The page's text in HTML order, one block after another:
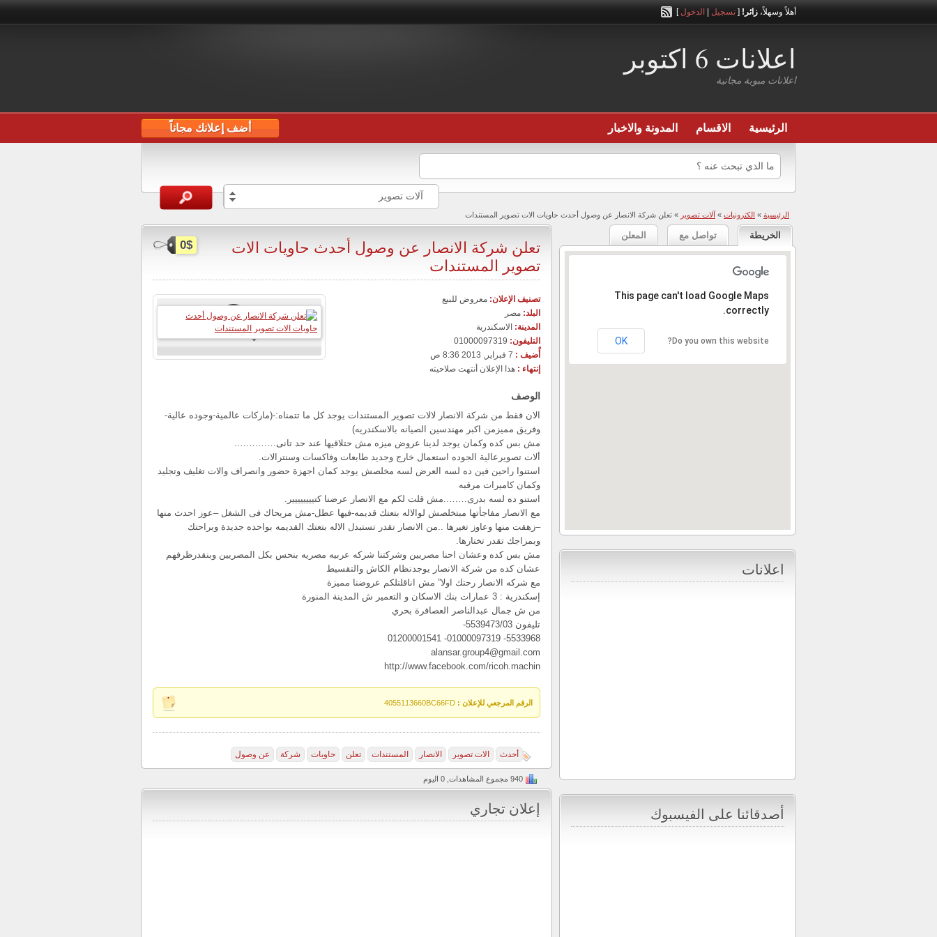
أهلاً وسهلاً، زائر! [ تسجيل الدخول ]
اعلانات 6 اكتوبر
اعلانات مبوبة مجانية
أضف إعلانك مجاناً الرئيسية الاقسام المدونة والاخبار
آلات تصوير
الرئيسية » الكترونيات » آلات تصوير » تعلن شركة الانصار عن وصول أحدث حاويات الات تصوير المستندات
0$
تعلن شركة الانصار عن وصول أحدث حاويات الات
تصوير المستندات
تصنيف الإعلان: معروض للبيع
البلد: مصر
المدينة: الاسكندرية
التليفون:
أٌضيف :
إنتهاء : هذا الإعلان أنتهت صلاحيته
الوصف
الان فقط من شركة الانصار لالات تصوير المستندات يوجد كل ما تتمناه:-(ماركات عالمية-وجوده عالية-
وفريق مميزمن اكبر مهندسين الصيانه بالاسكندريه)
مش بس كده وكمان يوجد لدينا عروض ميزه مش حتلاقيها عند حد تانى…………..
ألات تصويرعالية الجوده استعمال خارج وجديد طابعات وفاكسات وسنترالات.
استنوا راحين فين ده لسه العرض لسه مخلصش يوجد كمان اجهزة حضور وانصراف والات تغليف وتجليد
وكمان كاميرات مرقبه
استنو ده لسه بدرى……..مش قلت لكم مع الانصار عرضنا كتيييييييير.
مع الانصار مفاجأتها مبتخلصش لوالاله بتعتك قديمه-فيها عطل-مش مريحاك فى الشغل –عوز احدث منها
–زهقت منها وعاوز تغيرها ..من الانصار تقدر تستبدل الاله بتعتك القديمه بواحده جديدة وبراحتك
وبمزاجك تقدر تختارها.
مش بس كده وعشان احنا مصريين وشركتنا شركه عربيه مصريه بنحس بكل المصريين وبنقدرظرفهم
عشان كده من شركة الانصار يوجدنظام الكاش والتقسيط
مع شركه الانصار رحتك اولا” مش اناقلتلكم عروضنا مميزة
إسكندرية : 3 عمارات بنك الاسكان و التعمير ش المدينة المنورة
من ش جمال عبدالناصر العصافرة بحري
تليفون 5539473/03-
5533968- 01000097319- 01200001541
alansar.group4@gmail.com
http://www.facebook.com/ricoh.machin
الرقم المرجعي للإعلان :
أحدث الات تصوير الانصار المستندات تعلن حاويات شركة عن وصول
940 مجموع المشاهدات, 0 اليوم
إعلان تجاري
الخريطة تواصل مع المعلن
This page can't load Google Maps
correctly.
Do you own this website?
OK
المعذرة، العنوان عير موجود .
اعلانات
أصدقائنا على الفيسبوك